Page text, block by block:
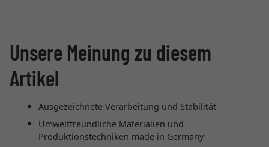
Unsere Meinung zu diesem
Artikel
Ausgezeichnete Verarbeitung und Stabilität
Umweltfreundliche Materialien und
Produktionstechniken made in Germany